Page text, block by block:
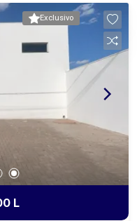
Exclusivo
L